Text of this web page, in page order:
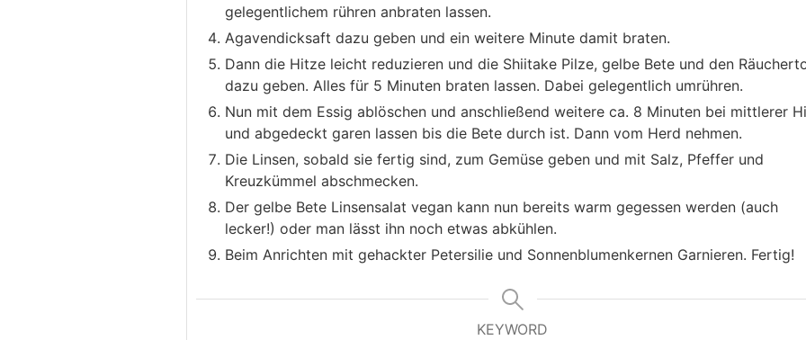
gelegentlichem rühren anbraten lassen.
Agavendicksaft dazu geben und ein weitere Minute damit braten.
Dann die Hitze leicht reduzieren und die Shiitake Pilze, gelbe Bete und den
dazu geben. Alles für 5 Minuten braten lassen. Dabei gelegentlich umrühren.
Nun mit dem Essig ablöschen und anschließend weitere ca. 8 Minuten bei mittlerer
und abgedeckt garen lassen bis die Bete durch ist. Dann vom Herd nehmen.
Die Linsen, sobald sie fertig sind, zum Gemüse geben und mit Salz, Pfeffer und
Kreuzkümmel abschmecken.
Der gelbe Bete Linsensalat vegan kann nun bereits warm gegessen werden (auch
lecker!) oder man lässt ihn noch etwas abkühlen.
Beim Anrichten mit gehackter Petersilie und Sonnenblumenkernen Garnieren. Fertig!
KEYWORD